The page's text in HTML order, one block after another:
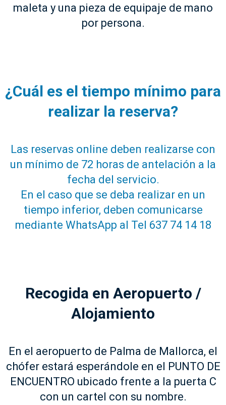
maleta y una pieza de equipaje de mano
por persona.
¿Cuál es el tiempo mínimo para
realizar la reserva?
Las reservas online deben realizarse con
un mínimo de 72 horas de antelación a la
fecha del servicio.
En el caso que se deba realizar en un
tiempo inferior, deben comunicarse
mediante WhatsApp al Tel 637 74 14 18
Recogida en Aeropuerto /
Alojamiento
En el aeropuerto de Palma de Mallorca, el
chófer estará esperándole en el PUNTO DE
ENCUENTRO ubicado frente a la puerta C
con un cartel con su nombre.